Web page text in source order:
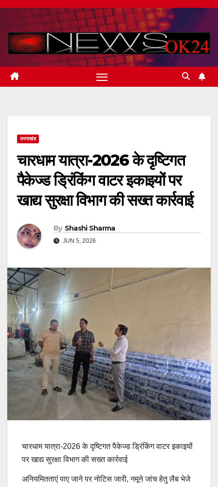
Skip
content
उत्तराखंड
चारधाम यात्रा-2026 के दृष्टिगत
पैकेज्ड ड्रिंकिंग वाटर इकाइयों पर
खाद्य सुरक्षा विभाग की सख्त कार्रवाई
By Shashi Sharma
JUN 5, 2026
चारधाम यात्रा-2026 के दृष्टिगत पैकेज्ड ड्रिंकिंग वाटर इकाइयों
पर खाद्य सुरक्षा विभाग की सख्त कार्रवाई
अनियमितताएं पाए जाने पर नोटिस जारी, नमूने जांच हेतु लैब भेजे